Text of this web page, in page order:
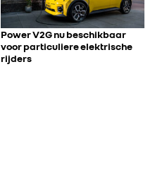
Power V2G nu beschikbaar
voor particuliere elektrische
rijders